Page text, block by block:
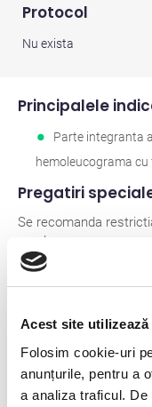
Acest site
Folosim cookie-uri
anunțurile, pentru a
a analiza traficul.
Protocol
Nu exista
Principalele
Parte integranta
hemoleucograma
Pregatiri
Se recomanda
recoltare.
Prelucrarea
pentru a asigura
Daca proba de sange
se executa frotiuri
usuca la aer.